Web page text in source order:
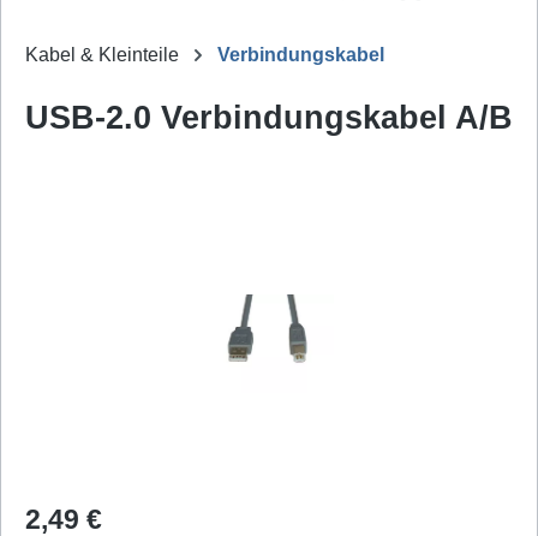
Kabel & Kleinteile Verbindungskabel
USB-2.0 Verbindungskabel A/B
Regulärer Preis:
2,49 €